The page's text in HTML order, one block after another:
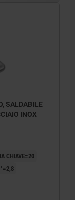
SALDABILE
INOX
CHIAVE=20